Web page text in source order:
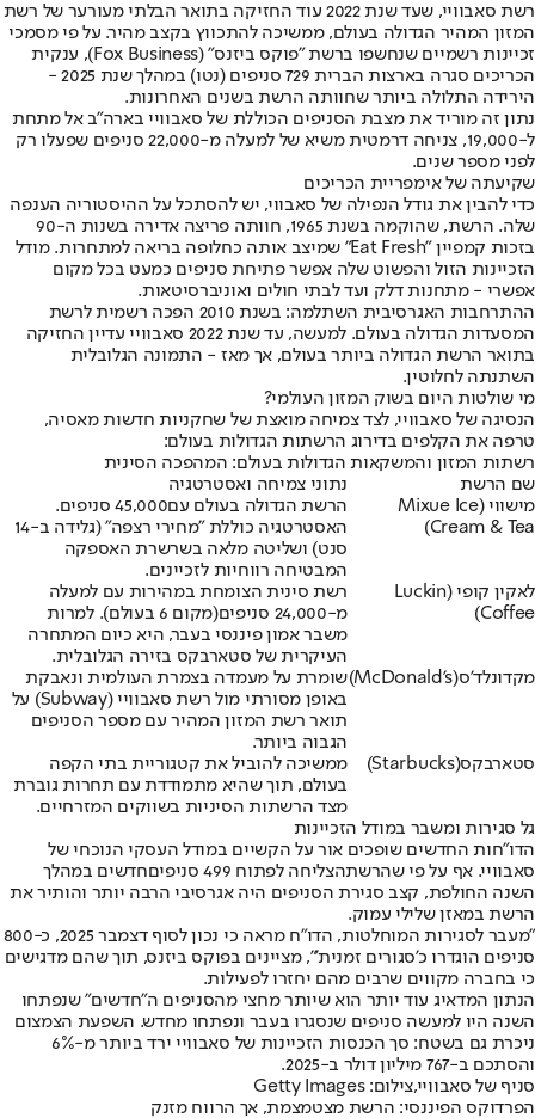
רשת סאבוויי, שעד שנת 2022 עוד החזיקה בתואר הבלתי מעורער של רשת
המזון המהיר הגדולה בעולם, ממשיכה להתכווץ בקצב מהיר. על פי מסמכי
זכיינות רשמיים שנחשפו ברשת "פוקס ביזנס" (Fox Business), ענקית
הכריכים סגרה בארצות הברית 729 סניפים (נטו) במהלך שנת 2025 -
הירידה התלולה ביותר שחוותה הרשת בשנים האחרונות.
נתון זה מוריד את מצבת הסניפים הכוללת של סאבוויי בארה"ב אל מתחת
ל-19,000, צניחה דרמטית משיא של למעלה מ-22,000 סניפים שפעלו רק
לפני מספר שנים.
שקיעתה של אימפריית הכריכים
כדי להבין את גודל הנפילה של סאבווי, יש להסתכל על ההיסטוריה הענפה
שלה. הרשת, שהוקמה בשנת 1965, חוותה פריצה אדירה בשנות ה-90
בזכות קמפיין "Eat Fresh" שמיצב אותה כחלופה בריאה למתחרות. מודל
הזכיינות הזול והפשוט שלה אפשר פתיחת סניפים כמעט בכל מקום
אפשרי - מתחנות דלק ועד לבתי חולים ואוניברסיטאות.
ההתרחבות האגרסיבית השתלמה: בשנת 2010 הפכה רשמית לרשת
המסעדות הגדולה בעולם. למעשה, עד שנת 2022 סאבוויי עדיין החזיקה
בתואר הרשת הגדולה ביותר בעולם, אך מאז - התמונה הגלובלית
השתנתה לחלוטין.
מי שולטות היום בשוק המזון העולמי?
הנסיגה של סאבוויי, לצד צמיחה מואצת של שחקניות חדשות מאסיה,
טרפה את הקלפים בדירוג הרשתות הגדולות בעולם:
רשתות המזון והמשקאות הגדולות בעולם: המהפכה הסינית
שם הרשת
נתוני צמיחה ואסטרטגיה
מישווי (Mixue Ice
Cream & Tea)
הרשת הגדולה בעולם עם45,000 סניפים
.
האסטרטגיה כוללת "מחירי רצפה" (גלידה ב-14
סנט) ושליטה מלאה בשרשרת האספקה
המבטיחה רווחיות לזכיינים.
לאקין קופי (Luckin
Coffee)
רשת סינית הצומחת במהירות עם למעלה
מ-24,000 סניפים
(מקום 6 בעולם)
. למרות
משבר אמון פיננסי בעבר, היא כיום המתחרה
העיקרית של סטארבקס בזירה הגלובלית.
מקדונלד'ס(McDonald's)
שומרת על מעמדה בצמרת העולמית ונאבקת
באופן מסורתי מול רשת סאבוויי (Subway) על
תואר רשת המזון המהיר עם מספר הסניפים
הגבוה ביותר.
סטארבקס(Starbucks)
ממשיכה להוביל את קטגוריית בתי הקפה
בעולם, תוך שהיא מתמודדת עם תחרות גוברת
מצד הרשתות הסיניות בשווקים המזרחיים.
גל סגירות ומשבר במודל הזכיינות
הדו"חות החדשים שופכים אור על הקשיים במודל העסקי הנוכחי של
סאבוויי. אף על פי שהרשתהצליחה לפתוח 499 סניפים
חדשים במהלך
השנה החולפת, קצב סגירת הסניפים היה אגרסיבי הרבה יותר והותיר את
הרשת במאזן שלילי עמוק.
"מעבר לסגירות המוחלטות, הדו"ח מראה כי נכון לסוף דצמבר 2025, כ-800
סניפים הוגדרו כ'סגורים זמנית'", מציינים בפוקס ביזנס, תוך שהם מדגישים
כי בחברה מקווים שרבים מהם יחזרו לפעילות.
הנתון המדאיג עוד יותר הוא שיותר מחצי מהסניפים ה"חדשים" שנפתחו
השנה היו למעשה סניפים שנסגרו בעבר ונפתחו מחדש. השפעת הצמצום
ניכרת גם בשטח: סך הכנסות הזכיינות של סאבוויי ירד ביותר מ-6%
והסתכם ב-767 מיליון דולר ב-2025.
סניף של סאבוויי,צילום: Getty Images
הפרדוקס הפיננסי: הרשת מצטמצמת, אך הרווח מזנק